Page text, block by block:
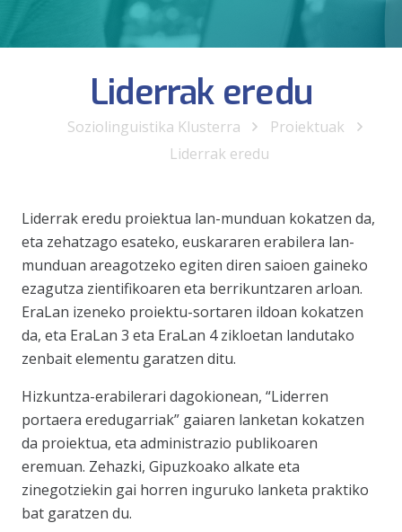
Liderrak eredu
Soziolinguistika Klusterra
Proiektuak
Liderrak eredu
Liderrak eredu proiektua lan-munduan kokatzen da,
eta zehatzago esateko, euskararen erabilera lan-
munduan areagotzeko egiten diren saioen gaineko
ezagutza zientifikoaren eta berrikuntzaren arloan.
EraLan izeneko proiektu-sortaren ildoan kokatzen
da, eta EraLan 3 eta EraLan 4 zikloetan landutako
zenbait elementu garatzen ditu.
Hizkuntza-erabilerari dagokionean, “Liderren
portaera eredugarriak” gaiaren lanketan kokatzen
da proiektua, eta administrazio publikoaren
eremuan. Zehazki, Gipuzkoako alkate eta
zinegotziekin gai horren inguruko lanketa praktiko
bat garatzen du.